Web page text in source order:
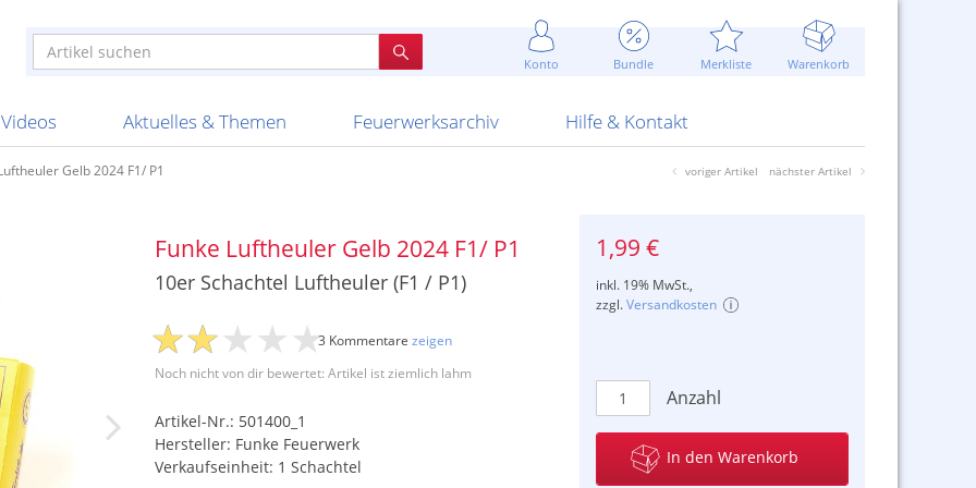
Konto Bundle Merkliste Warenkorb
Schallerzeuger P1
Feuerwerk T1
Schachteln und Attrappen
Streich- und Bengalhölzer
Blitzschnell...
Sommerpreise u.v.m.
Videos
Knallkörper
Batterien
Aktuelles & Themen
Ladenverkauf 2024
20 Jahre Feuerwerksvitrine
Ausnahmegenehmigung
Sammlertreffen
Feuerwerksarchiv
Fireworks Apel Feuerwerk Argento Feuerwerk ARS Pirotecnia
BKV Vuurwerk Bothmer Pyrotechnik
Hilfe & Kontakt
Bestellschluss
Altersnachweis
Versanddienste
Gewerbetreibende
Kontaktformular
AGB
Gelb 2024 F1/ P1 voriger Artikel nächster Artikel
Funke Luftheuler Gelb 2024 F1/ P1
10er Schachtel Luftheuler (F1 / P1)
Noch nicht von dir bewertet: Artikel ist ziemlich lahm
3 Kommentare zeigen
Artikel-Nr.: 501400_1
Hersteller: Funke Feuerwerk
Verkaufseinheit: 1 Schachtel
1,99 €
inkl. 19% MwSt.,
zzgl.Versandkosten
Anzahl
In den Warenkorb